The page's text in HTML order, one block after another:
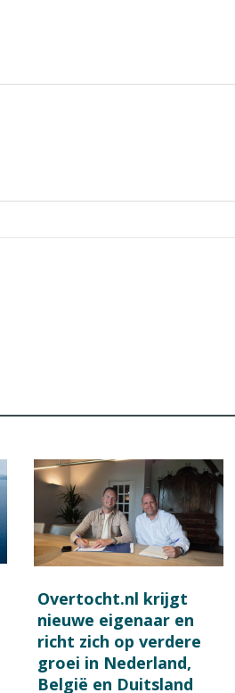
Overtocht.nl krijgt
nieuwe eigenaar en
richt zich op verdere
groei in Nederland,
België en Duitsland